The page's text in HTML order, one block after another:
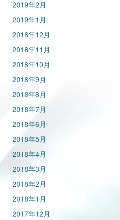
2019年2月
2019年1月
2018年12月
2018年11月
2018年10月
2018年9月
2018年8月
2018年7月
2018年6月
2018年5月
2018年4月
2018年3月
2018年2月
2018年1月
2017年12月